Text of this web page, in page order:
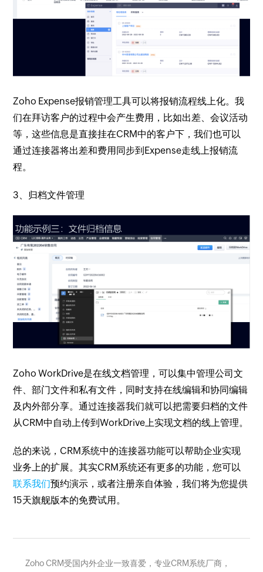
Zoho Expense报销管理工具可以将报销流程线上化。我
们在拜访客户的过程中会产生费用，比如出差、会议活动
等，这些信息是直接挂在CRM中的客户下，我们也可以
通过连接器将出差和费用同步到Expense走线上报销流
程。
3、归档文件管理
Zoho WorkDrive是在线文档管理，可以集中管理公司文
件、部门文件和私有文件，同时支持在线编辑和协同编辑
及内外部分享。通过连接器我们就可以把需要归档的文件
从CRM中自动上传到WorkDrive上实现文档的线上管理。
总的来说，CRM系统中的连接器功能可以帮助企业实现
业务上的扩展。其实CRM系统还有更多的功能，您可以
联系我们预约演示，或者注册亲自体验，我们将为您提供
15天旗舰版本的免费试用。
Zoho CRM受国内外企业一致喜爱，专业CRM系统厂商，